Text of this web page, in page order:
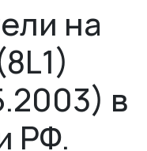
на
в
РФ.